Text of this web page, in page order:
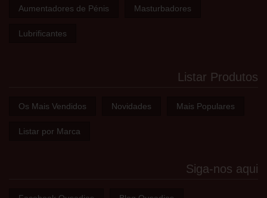
Aumentadores de Pénis Masturbadores
Lubrificantes
Listar Produtos
Os Mais Vendidos Novidades Mais Populares
Listar por Marca
Siga-nos aqui